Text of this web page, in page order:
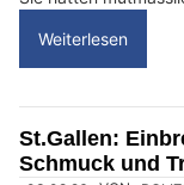
D
a
n
w
ä